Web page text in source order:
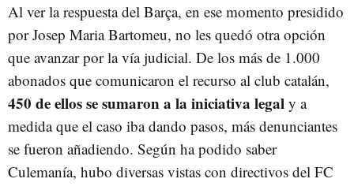
Al ver la respuesta del Barça, en ese momento presidido
por Josep Maria Bartomeu, no les quedó otra opción
que avanzar por la vía judicial. De los más de 1.000
abonados que comunicaron el recurso al club catalán,
450 de ellos se sumaron a la iniciativa legal y a
medida que el caso iba dando pasos, más denunciantes
se fueron añadiendo. Según ha podido saber
Culemanía, hubo diversas vistas con directivos del FC